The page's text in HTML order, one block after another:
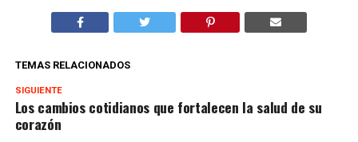
TEMAS RELACIONADOS
SIGUIENTE
Los cambios cotidianos que fortalecen la salud de su
corazón